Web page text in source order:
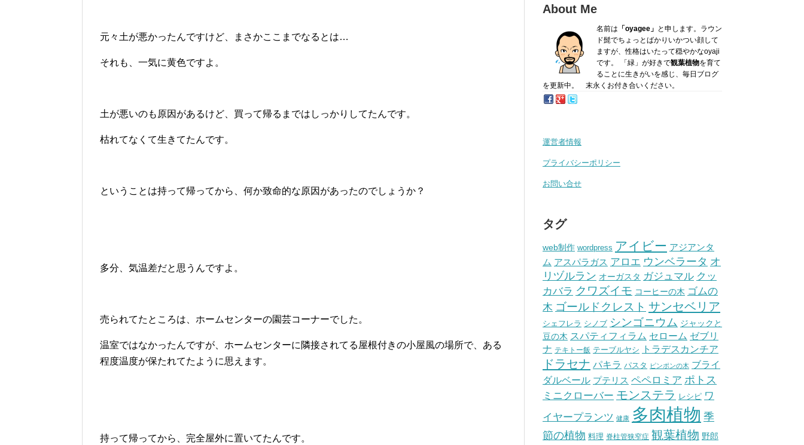
元々土が悪かったんですけど、まさかここまでなるとは…
それも、一気に黄色ですよ。
土が悪いのも原因があるけど、買って帰るまではしっかりしてたんです。
枯れてなくて生きてたんです。
ということは持って帰ってから、何か致命的な原因があったのでしょうか？
多分、気温差だと思うんですよ。
売られてたところは、ホームセンターの園芸コーナーでした。
温室ではなかったんですが、ホームセンターに隣接されてる屋根付きの小屋風の場所で、ある
程度温度が保たれてたように思えます。
持って帰ってから、完全屋外に置いてたんです。
About Me
名前は 「oyagee」 と申します。ラウン
ド髭でちょっとばかり いかつい顔して
ますが、性格はいたって穏やかなoyaji
です。
「緑」が好きで観葉植物を育て
ることに生きがいを感じ、毎日ブログ
を更新中。 末永くお付き合いください。
運営者情報
プライバシーポリシー
お問い合せ
タグ
web制作 wordpress アイビー アジアンタ
ム アスパラガス アロエ ウンベラータ オ
リヅルラン オーガスタ ガジュマル クッ
カバラ クワズイモ コーヒーの木 ゴムの
木 ゴールドクレスト サンセベリア
シェフレラ シノブ シンゴニウム ジャックと
豆の木 スパティフィラム セローム ゼブリ
ナ テキトー飯 テーブルヤシ トラデスカンチア
ドラセナ パキラ パスタ ピンポンの木 ブライ
ダルベール プテリス ペペロミア ポトス
ミニクローバー モンステラ レシピ ワ
イヤープランツ 健康 多肉植物 季
節の植物 料理 脊柱管狭窄症 観葉植物 野郎